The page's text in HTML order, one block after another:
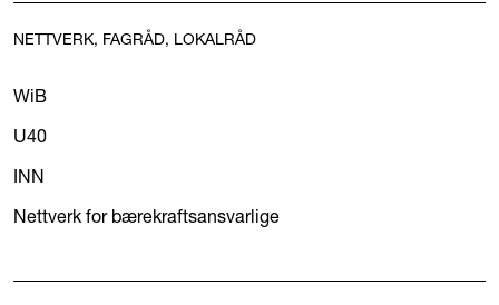
NETTVERK, FAGRÅD, LOKALRÅD
WiB
U40
INN
Nettverk for bærekraftsansvarlige